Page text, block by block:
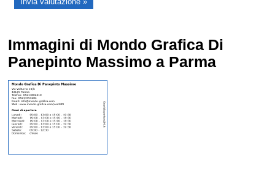
Immagini di Mondo Grafica Di
Panepinto Massimo a Parma